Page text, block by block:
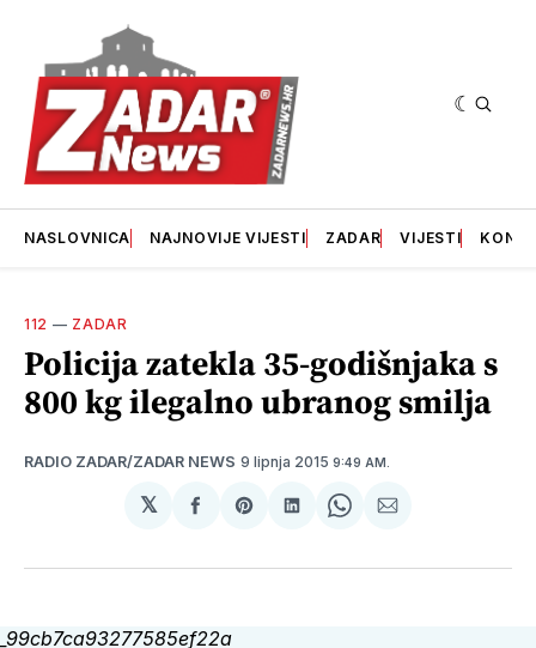
NASLOVNICA NAJNOVIJE VIJESTI ZADAR VIJESTI
112 — ZADAR
Policija zatekla 35-godišnjaka s
800 kg ilegalno ubranog smilja
RADIO ZADAR/ZADAR NEWS 9 lipnja 2015 9:49 AM.
𝕏
podijeliSharepodijeliSharepodijeli